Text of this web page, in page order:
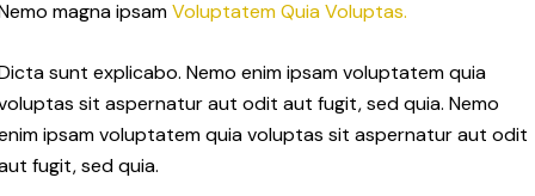
magna ipsamVoluptatem Quia Voluptas.
sunt explicabo. Nemo enim ipsam voluptatem quia
sit aspernatur aut odit aut fugit, sed quia. Nemo
ipsam voluptatem quia voluptas sit aspernatur aut odit
fugit, sed quia.